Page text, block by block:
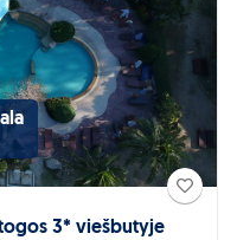
3* viešbutyje